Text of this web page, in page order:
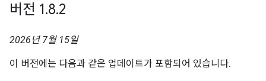
버전 1.8.2
2026년 7월 15일
이 버전에는 다음과 같은 업데이트가 포함되어 있습니다.